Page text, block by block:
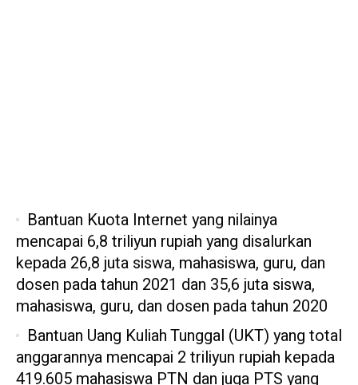
Bantuan Kuota Internet yang nilainya
mencapai 6,8 triliyun rupiah yang disalurkan
kepada 26,8 juta siswa, mahasiswa, guru, dan
dosen pada tahun 2021 dan 35,6 juta siswa,
mahasiswa, guru, dan dosen pada tahun 2020
Bantuan Uang Kuliah Tunggal (UKT) yang total
anggarannya mencapai 2 triliyun rupiah kepada
419.605 mahasiswa PTN dan juga PTS yang